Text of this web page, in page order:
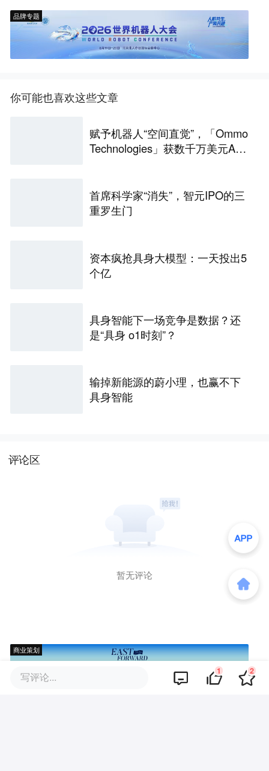
品牌专题
你可能也喜欢这些文章
赋予机器人“空间直觉”，「Ommo
Technologies」获数千万美元A轮
首席科学家“消失”，智元IPO的三
重罗生门
资本疯抢具身大模型：一天投出5
个亿
具身智能下一场竞争是数据？还
是“具身 o1时刻”？
输掉新能源的蔚小理，也赢不下
具身智能
评论区
暂无评论
商业策划
写评论... 1 2